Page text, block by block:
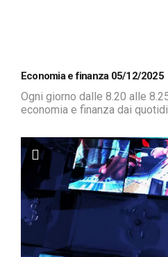
Economia e finanza 05/12/2025
Ogni giorno dalle 8.20 alle
economia e finanza dai